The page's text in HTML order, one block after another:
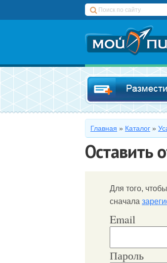
Главная » Каталог »
Оставить
Для того,
сначала
Email
Пароль